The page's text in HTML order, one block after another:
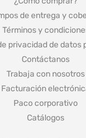
de entrega y
Términos y
privacidad de datos
Contáctanos
Trabaja con nosotros
Facturación
Paco corporativo
Catálogos